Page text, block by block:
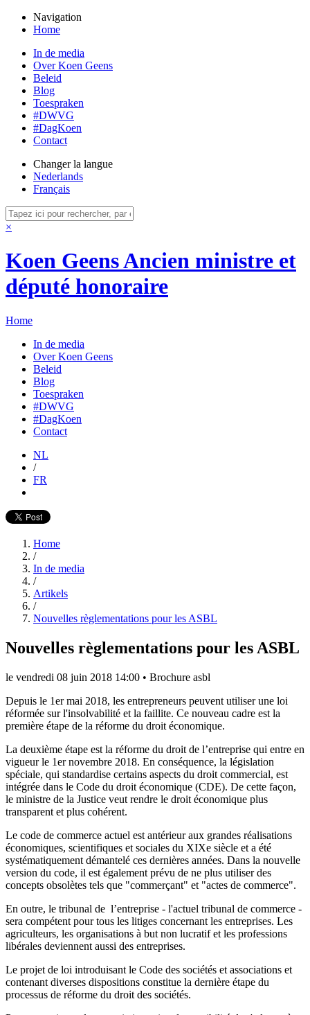
Navigation
Home
In de media
Over Koen Geens
Beleid
Blog
Toespraken
#DWVG
#DagKoen
Contact
Changer la langue
Nederlands
Français
×
Koen GeensAncien ministre et
député honoraire
Home
In de media
Over Koen Geens
Beleid
Blog
Toespraken
#DWVG
#DagKoen
Contact
NL
/
FR
Home
/
In de media
/
Artikels
/
Nouvelles règlementations pour les ASBL
Nouvelles règlementations pour les ASBL
le vendredi 08 juin 2018 14:00 • Brochure asbl
Depuis le 1er mai 2018, les entrepreneurs peuvent utiliser une loi
réformée sur l'insolvabilité et la faillite. Ce nouveau cadre est la
première étape de la réforme du droit économique.
La deuxième étape est la réforme du droit de l’entreprise qui entre en
vigueur le 1er novembre 2018. En conséquence, la législation
spéciale, qui standardise certains aspects du droit commercial, est
intégrée dans le Code du droit économique (CDE). De cette façon,
le ministre de la Justice veut rendre le droit économique plus
transparent et plus cohérent.
Le code de commerce actuel est antérieur aux grandes réalisations
économiques, scientifiques et sociales du XIXe siècle et a été
systématiquement démantelé ces dernières années. Dans la nouvelle
version du code, il est également prévu de ne plus utiliser des
concepts obsolètes tels que "commerçant" et "actes de commerce".
En outre, le tribunal de l’entreprise - l'actuel tribunal de commerce -
sera compétent pour tous les litiges concernant les entreprises. Les
agriculteurs, les organisations à but non lucratif et les professions
libérales deviennent aussi des entreprises.
Le projet de loi introduisant le Code des sociétés et associations et
contenant diverses dispositions constitue la dernière étape du
processus de réforme du droit des sociétés.